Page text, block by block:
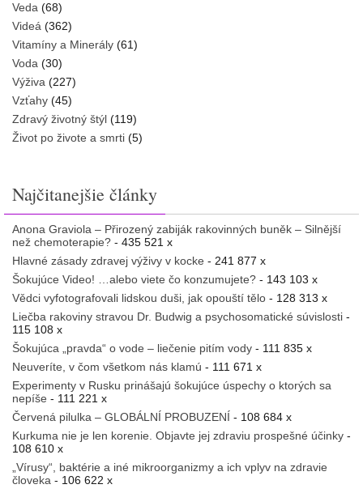
Veda (68)
Videá (362)
Vitamíny a Minerály (61)
Voda (30)
Výživa (227)
Vzťahy (45)
Zdravý životný štýl (119)
Život po živote a smrti (5)
Najčitanejšie články
Anona Graviola – Přirozený zabiják rakovinných buněk – Silnější
než chemoterapie? - 435 521 x
Hlavné zásady zdravej výživy v kocke - 241 877 x
Šokujúce Video! …alebo viete čo konzumujete? - 143 103 x
Vědci vyfotografovali lidskou duši, jak opouští tělo - 128 313 x
Liečba rakoviny stravou Dr. Budwig a psychosomatické súvislosti -
115 108 x
Šokujúca „pravda“ o vode – liečenie pitím vody - 111 835 x
Neuveríte, v čom všetkom nás klamú - 111 671 x
Experimenty v Rusku prinášajú šokujúce úspechy o ktorých sa
nepíše - 111 221 x
Červená pilulka – GLOBÁLNÍ PROBUZENÍ - 108 684 x
Kurkuma nie je len korenie. Objavte jej zdraviu prospešné účinky -
108 610 x
„Vírusy“, baktérie a iné mikroorganizmy a ich vplyv na zdravie
človeka - 106 622 x